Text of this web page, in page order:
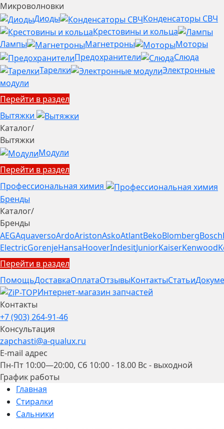
Микроволновки
Диоды
Конденсаторы СВЧ
Крестовины и кольца
Лампы
Магнетроны
Моторы
Предохранители
Слюда
Тарелки
Электронные
модули
Перейти в раздел
Вытяжки
Каталог/
Вытяжки
Модули
Перейти в раздел
Профессиональная химия
Бренды
Каталог/
Бренды
AEGAquaversoArdoAristonAskoAtlantBekoBlombergBosch
ElectricGorenjeHansaHooverIndesitJuniorKaiserKenwood
Перейти в раздел
ПомощьДоставкаОплатаОтзывыКонтактыСтатьи
Интернет-магазин запчастей
Контакты
+7 (903) 264-91-46
Консультация
zapchasti@a-qualux.ru
E-mail адрес
Пн-Пт 10:00—20:00, Сб 10:00 - 18.00 Вс - выходной
График работы
Главная
Стиралки
Сальники